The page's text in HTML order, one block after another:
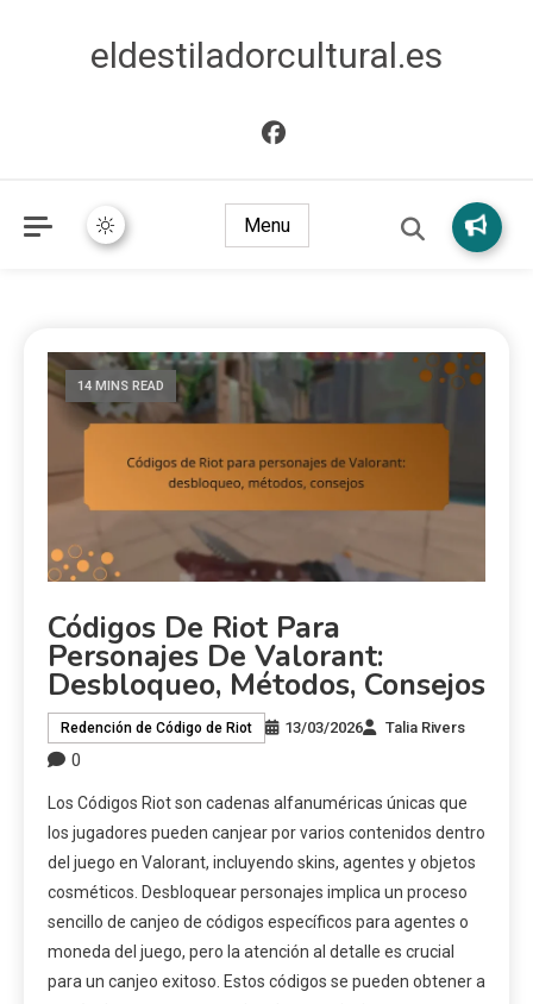
eldestiladorcultural.es
Menu
14 MINS READ
Códigos De Riot Para
Personajes De Valorant:
Desbloqueo, Métodos, Consejos
Redención de Código de Riot 13/03/2026 Talia Rivers
0
Los Códigos Riot son cadenas alfanuméricas únicas que
los jugadores pueden canjear por varios contenidos dentro
del juego en Valorant, incluyendo skins, agentes y objetos
cosméticos. Desbloquear personajes implica un proceso
sencillo de canjeo de códigos específicos para agentes o
moneda del juego, pero la atención al detalle es crucial
para un canjeo exitoso. Estos códigos se pueden obtener a